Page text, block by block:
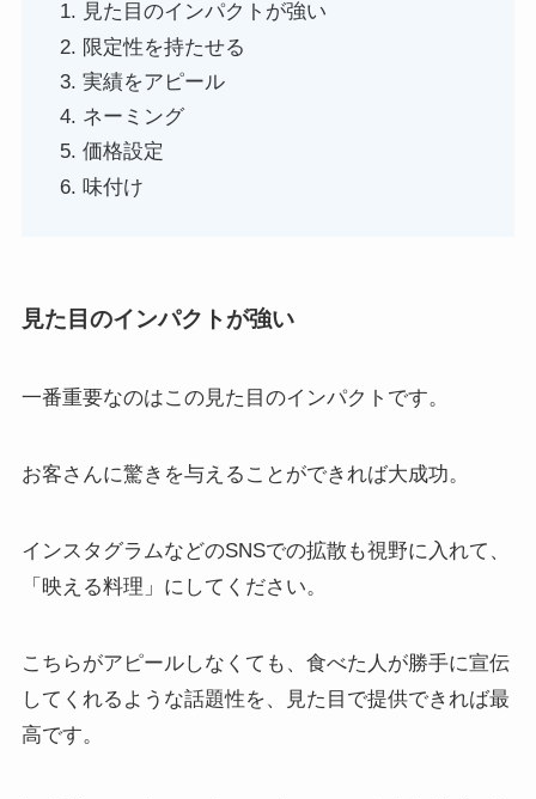
見た目のインパクトが強い
限定性を持たせる
実績をアピール
ネーミング
価格設定
味付け
見た目のインパクトが強い
一番重要なのはこの見た目のインパクトです。
お客さんに驚きを与えることができれば大成功。
インスタグラムなどのSNSでの拡散も視野に入れて、
「映える料理」にしてください。
こちらがアピールしなくても、食べた人が勝手に宣伝
してくれるような話題性を、見た目で提供できれば最
高です。